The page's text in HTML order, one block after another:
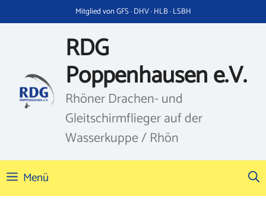
Inhalt
Mitglied von GFS · DHV · HLB · LSBH
RDG
Poppenhausen e.V.
Rhöner Drachen- und
Gleitschirmflieger auf der
Wasserkuppe / Rhön
Menü